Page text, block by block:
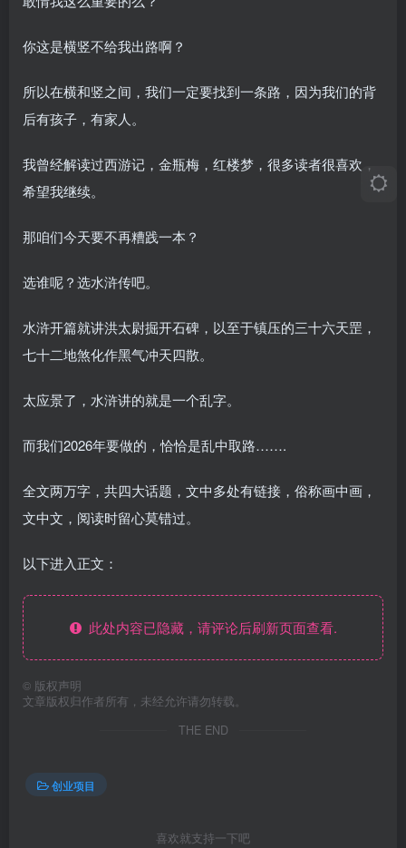
你这是横竖不给我出路啊？
所以在横和竖之间，我们一定要找到一条路，因为我们的背
后有孩子，有家人。
我曾经解读过西游记，金瓶梅，红楼梦，很多读者很喜欢，
希望我继续。
那咱们今天要不再糟践一本？
选谁呢？选水浒传吧。
水浒开篇就讲洪太尉掘开石碑，以至于镇压的三十六天罡，
七十二地煞化作黑气冲天四散。
太应景了，水浒讲的就是一个乱字。
而我们2026年要做的，恰恰是乱中取路…….
全文两万字，共四大话题，文中多处有链接，俗称画中画，
文中文，阅读时留心莫错过。
以下进入正文：
此处内容已隐藏，请评论后刷新页面查看.
© 版权声明
文章版权归作者所有，未经允许请勿转载。
THE END
创业项目
喜欢就支持一下吧